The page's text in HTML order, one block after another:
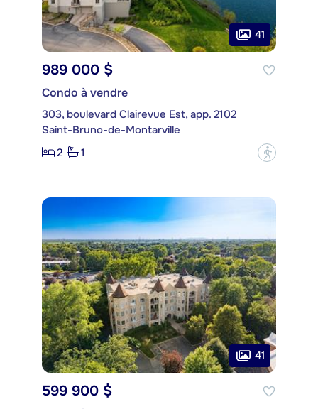
41
989 000 $
Condo à vendre
303, boulevard Clairevue Est, app. 2102
Saint-Bruno-de-Montarville
2
1 ?
41
599 900 $